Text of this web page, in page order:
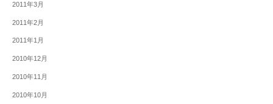
2011年3月
2011年2月
2011年1月
2010年12月
2010年11月
2010年10月